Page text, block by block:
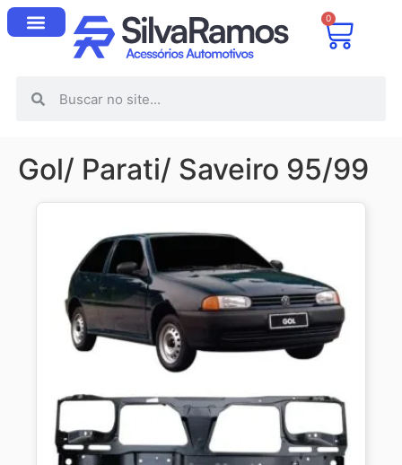
0
Gol/ Parati/ Saveiro 95/99